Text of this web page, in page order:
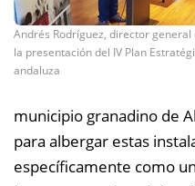
Andrés Rodríguez, director
la presentación del IV Plan
andaluza
municipio granadino de
para albergar estas
específicamente como un